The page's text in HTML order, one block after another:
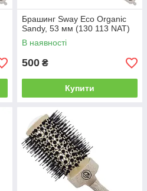
Брашинг Sway Eco Organic
Sandy, 53 мм (130 113 NAT)
В наявності
500 ₴
Купити